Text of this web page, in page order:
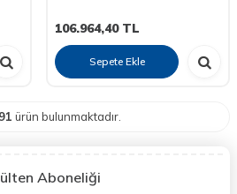
106.964,40TL
Sepete Ekle
91 ürün bulunmaktadır.
Aboneliği